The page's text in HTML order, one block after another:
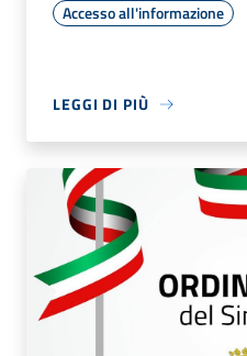
Accesso all'informazione
LEGGI DI PIÙ